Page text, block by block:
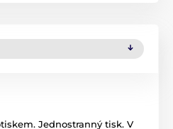
Jednostranný tisk. V